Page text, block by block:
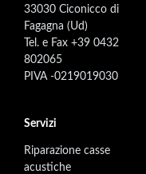
33030 Ciconicco di
Fagagna (Ud)
Tel. e Fax +39 0432
802065
PIVA -0219019030
Servizi
Riparazione casse
acustiche